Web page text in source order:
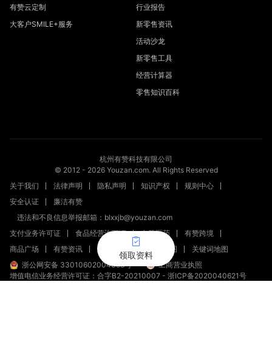
领取资料
有赞云定制
大客户SMILE+服务
行业报告
新零售资讯
活动沙龙
新零售工具
经营计算器
零售知识百科
杭州有赞科技有限公司
© 2012 - 2026Youzan.com. All Rights Reserved
关于我们
法律声明 隐私声明 知识产权
规则中心
安全认证
廉洁有赞
违法和不良信息举报邮箱：blxxjb@youzan.com
支付业务许可证
食品经营许可证 有赞医药
有赞跨境
商品广场
有赞资讯 新零售文章 站点地图
关键词地图
浙公网安备 33010602004358号
工商营业执照
增值电信业务经营许可证：合字B2-20210007 - 浙ICP备2020040621号